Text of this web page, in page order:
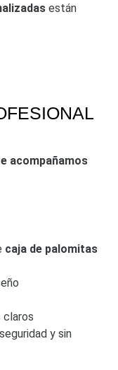
están
acompañamos
caja de palomitas
claros
y sin